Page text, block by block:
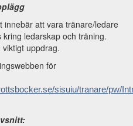
innebär att vara tränare/ledare
ledarskap och träning.
uppdrag.
för
sisuiu/tranare/pw/